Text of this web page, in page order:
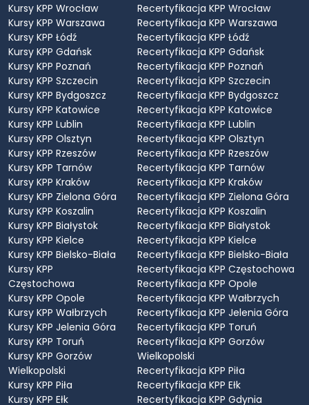
Kursy KPP Wrocław
Kursy KPP Warszawa
Kursy KPP Łódź
Kursy KPP Gdańsk
Kursy KPP Poznań
Kursy KPP Szczecin
Kursy KPP Bydgoszcz
Kursy KPP Katowice
Kursy KPP Lublin
Kursy KPP Olsztyn
Kursy KPP Rzeszów
Kursy KPP Tarnów
Kursy KPP Kraków
Kursy KPP Zielona Góra
Kursy KPP Koszalin
Kursy KPP Białystok
Kursy KPP Kielce
Kursy KPP Bielsko-Biała
Kursy KPP
Częstochowa
Kursy KPP Opole
Kursy KPP Wałbrzych
Kursy KPP Jelenia Góra
Kursy KPP Toruń
Kursy KPP Gorzów
Wielkopolski
Kursy KPP Piła
Kursy KPP Ełk
Recertyfikacja KPP Wrocław
Recertyfikacja KPP Warszawa
Recertyfikacja KPP Łódź
Recertyfikacja KPP Gdańsk
Recertyfikacja KPP Poznań
Recertyfikacja KPP Szczecin
Recertyfikacja KPP Bydgoszcz
Recertyfikacja KPP Katowice
Recertyfikacja KPP Lublin
Recertyfikacja KPP Olsztyn
Recertyfikacja KPP Rzeszów
Recertyfikacja KPP Tarnów
Recertyfikacja KPP Kraków
Recertyfikacja KPP Zielona Góra
Recertyfikacja KPP Koszalin
Recertyfikacja KPP Białystok
Recertyfikacja KPP Kielce
Recertyfikacja KPP Bielsko-Biała
Recertyfikacja KPP Częstochowa
Recertyfikacja KPP Opole
Recertyfikacja KPP Wałbrzych
Recertyfikacja KPP Jelenia Góra
Recertyfikacja KPP Toruń
Recertyfikacja KPP Gorzów
Wielkopolski
Recertyfikacja KPP Piła
Recertyfikacja KPP Ełk
Recertyfikacja KPP Gdynia